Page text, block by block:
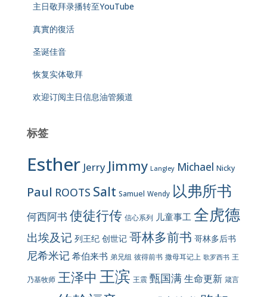
主日敬拜录播转至YouTube
真實的復活
圣诞佳音
恢复实体敬拜
欢迎订阅主日信息油管频道
标签
Esther Jerry Jimmy Langley Michael Nicky
Paul ROOTS Salt Samuel Wendy 以弗所书
何西阿书 使徒行传 信心系列 儿童事工 全虎德
出埃及记 列王纪 创世记 哥林多前书 哥林多后书
尼希米记 希伯来书 弟兄组 彼得前书 撒母耳记上 歌罗西书 王
乃基牧师 王泽中 王滨 王震 甄国满生命更新 箴言